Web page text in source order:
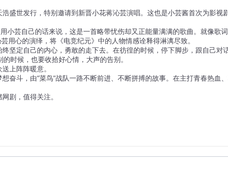
盛世发行，特别邀请到新晋小花蒋沁芸演唱。这也是小芸酱首次为影视
小芸自己的话来说，这是一首略带忧伤却又正能量满满的歌曲。就像歌
用心的演绎，将《电竞纪元》中的人物情感诠释得淋漓尽致。
坚定自己的内心，勇敢的走下去。在彷徨的时候，停下脚步，跟自己对
时候，也要收拾好心情，大声的告别。
上阵阵暖意。
奋斗，由“菜鸟”战队一路不断前进、不断拼搏的故事。在主打青春热血、
剧，值得关注。